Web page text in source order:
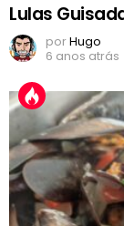
Lulas
porHugo
6 anos atrás